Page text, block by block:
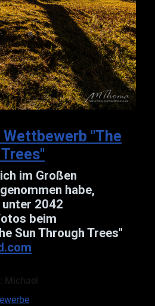
Wettbewerb "The
im Großen
habe,
2042
beim
Sun Through Trees"
Michael